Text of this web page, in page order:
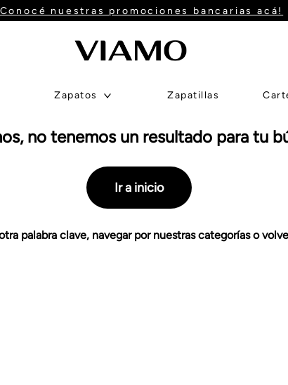
nuestras promociones bancarias acá!
Botas De Caña AltaBotinetasBorcegosTejanasVer
Zapatos
StilettosZapatosVer Todo
Zapatillas
MediasPerfumesVer Todo
Sandalias OjotasAccesoriosVer Todo
no tenemos un resultado para tu
Ir a inicio
palabra clave, navegar por nuestras categorías o